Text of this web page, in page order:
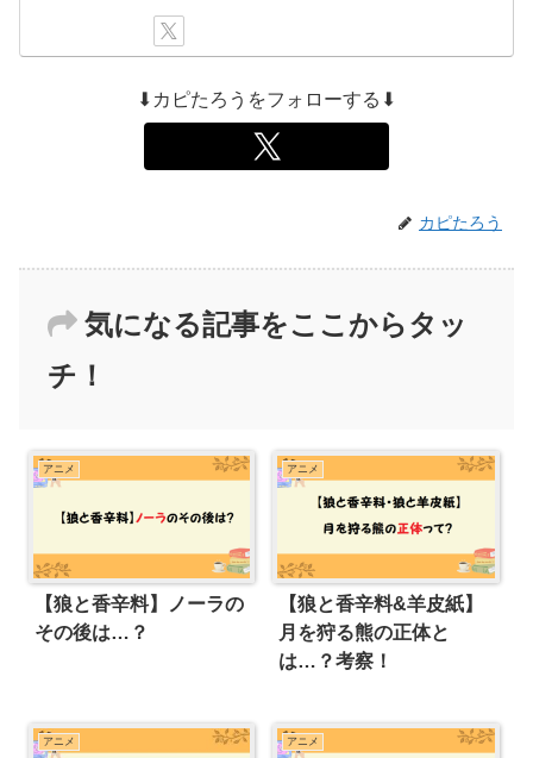
⬇カピたろうをフォローする⬇
カピたろう
気になる記事をここからタッ
チ！
アニメ
【狼と香辛料】ノーラの
その後は…？
アニメ
【狼と香辛料&羊皮紙】
月を狩る熊の正体と
は…？考察！
アニメ アニメ